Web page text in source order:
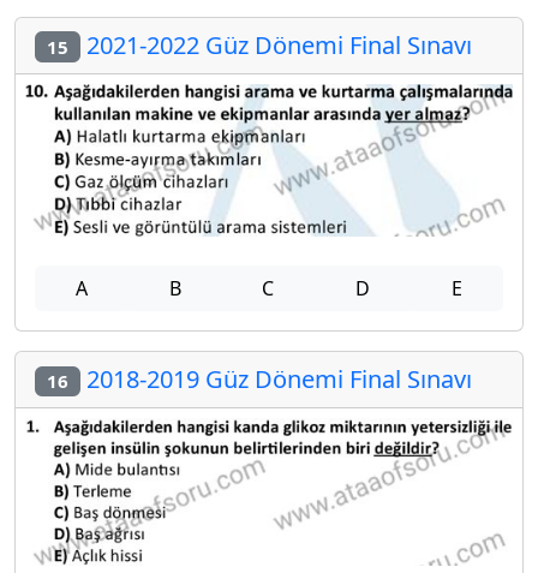
15 2021-2022 Güz Dönemi Final Sınavı
A B C D E
16 2018-2019 Güz Dönemi Final Sınavı